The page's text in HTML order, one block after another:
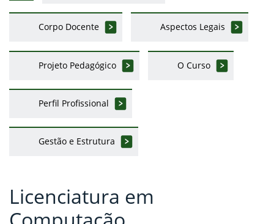
Corpo Docente Aspectos Legais
Projeto Pedagógico O Curso
Perfil Profissional
Gestão e Estrutura
Licenciatura em